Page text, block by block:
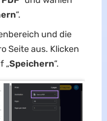
“.
und die
Seite aus. Klicken
„Speichern“.